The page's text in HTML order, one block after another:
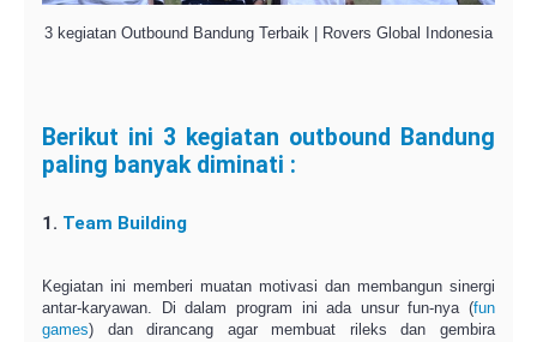
3 kegiatan Outbound Bandung Terbaik | Rovers Global Indonesia
Berikut ini 3 kegiatan outbound Bandung
paling banyak diminati :
1. Team Building
Kegiatan ini memberi muatan motivasi dan membangun sinergi
antar-karyawan. Di dalam program ini ada unsur fun-nya (fun
games) dan dirancang agar membuat rileks dan gembira